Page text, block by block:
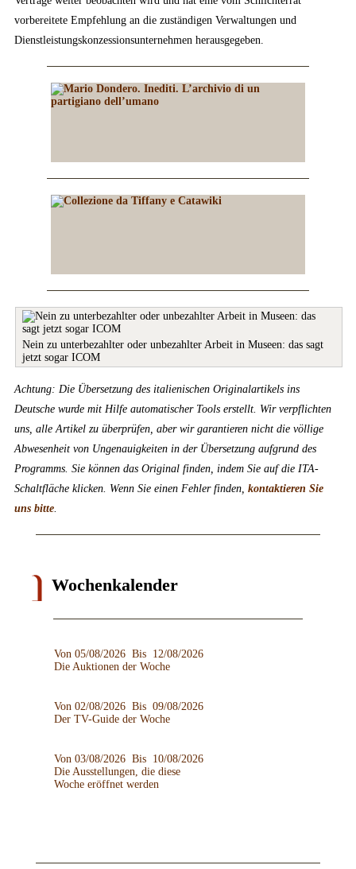
vorbereitete Empfehlung an die zuständigen Verwaltungen und
Dienstleistungskonzessionsunternehmen herausgegeben.
Nein zu unterbezahlter oder unbezahlter Arbeit in Museen: das sagt
jetzt sogar ICOM
Achtung: Die Übersetzung des italienischen Originalartikels ins
Deutsche wurde mit Hilfe automatischer Tools erstellt. Wir verpflichten
uns, alle Artikel zu überprüfen, aber wir garantieren nicht die völlige
Abwesenheit von Ungenauigkeiten in der Übersetzung aufgrund des
Programms. Sie können das Original finden, indem Sie auf die ITA-
Schaltfläche klicken. Wenn Sie einen Fehler finden, kontaktieren Sie
uns bitte.
Wochenkalender
Von 05/08/2026 Bis 12/08/2026
Die Auktionen der Woche
Von 02/08/2026 Bis 09/08/2026
Der TV-Guide der Woche
Von 03/08/2026 Bis 10/08/2026
Die Ausstellungen, die diese
Woche eröffnet werden